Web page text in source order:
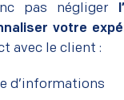
pas négliger
votre
avec le client :
d’informations